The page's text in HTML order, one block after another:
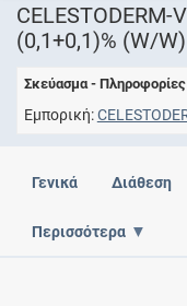
CELESTODERM-
(0,1+0,1)% (W/
Σκεύασμα - Πληροφορίες
Εμπορική
Γενικά Διάθεση
Περισσότερα